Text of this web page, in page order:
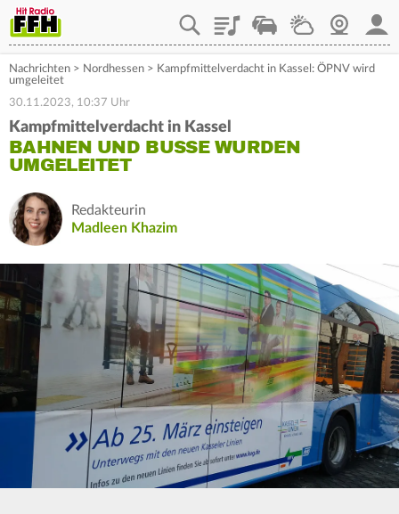
PlaylistStaupilotWetterWebcam
Nachrichten > Nordhessen > Kampfmittelverdacht in Kassel: ÖPNV wird
umgeleitet
30.11.2023, 10:37 Uhr
Kampfmittelverdacht in Kassel
BAHNEN UND BUSSE WURDEN
UMGELEITET
Redakteurin
Madleen Khazim